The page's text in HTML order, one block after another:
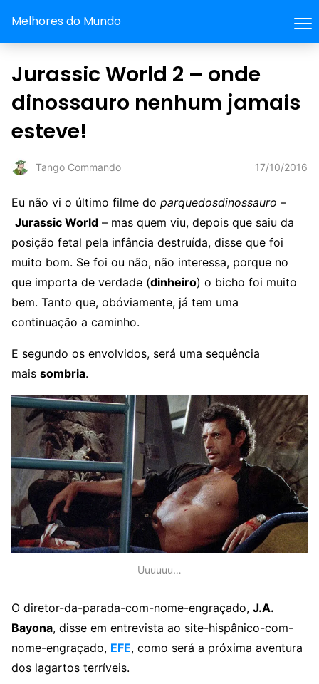
Melhores do Mundo
Jurassic World 2 – onde
dinossauro nenhum jamais
esteve!
Tango Commando 17/10/2016
Eu não vi o último filme do parquedosdinossauro –
Jurassic World – mas quem viu, depois que saiu da
posição fetal pela infância destruída, disse que foi
muito bom. Se foi ou não, não interessa, porque no
que importa de verdade (dinheiro) o bicho foi muito
bem. Tanto que, obóviamente, já tem uma
continuação a caminho.
E segundo os envolvidos, será uma sequência
mais sombria.
Uuuuuu…
O diretor-da-parada-com-nome-engraçado, J.A.
Bayona, disse em entrevista ao site-hispânico-com-
nome-engraçado, EFE, como será a próxima aventura
dos lagartos terríveis.